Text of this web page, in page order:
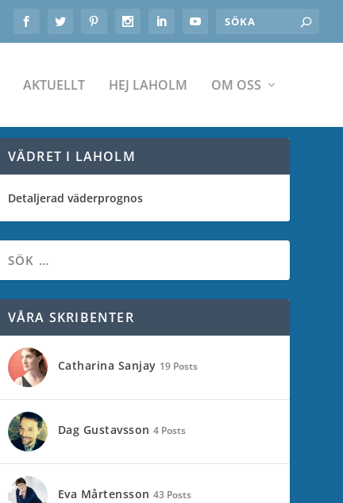
AKTUELLT HEJ LAHOLM OM OSS
VÄDRET I LAHOLM
Detaljerad väderprognos
VÅRA SKRIBENTER
Catharina Sanjay 19 Posts
Dag Gustavsson 4 Posts
Eva Mårtensson 43 Posts